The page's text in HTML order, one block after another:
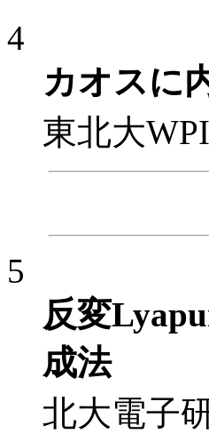
4
カオスに
東北大
5
反変
成法
北大電子